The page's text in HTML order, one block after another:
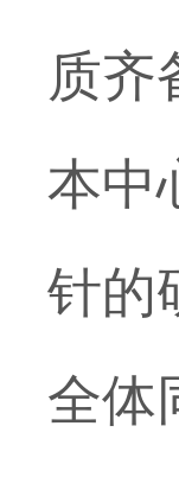
质齐
本中
针的
全体